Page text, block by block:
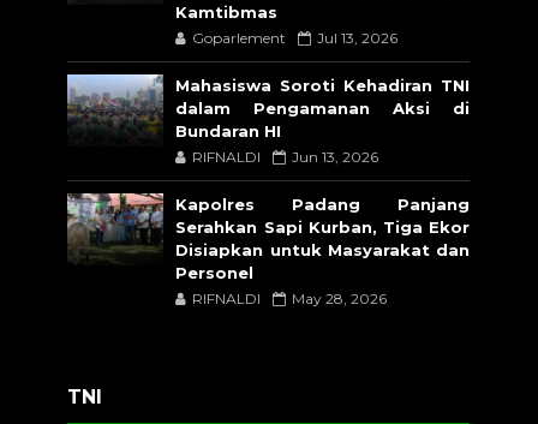
Kamtibmas
Goparlement Jul 13, 2026
Mahasiswa Soroti Kehadiran TNI
dalam Pengamanan Aksi di
Bundaran HI
RIFNALDI Jun 13, 2026
Kapolres Padang Panjang
Serahkan Sapi Kurban, Tiga Ekor
Disiapkan untuk Masyarakat dan
Personel
RIFNALDI May 28, 2026
TNI